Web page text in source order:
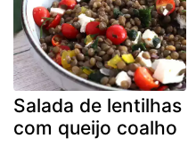
Salada de lentilhas
com queijo coalho